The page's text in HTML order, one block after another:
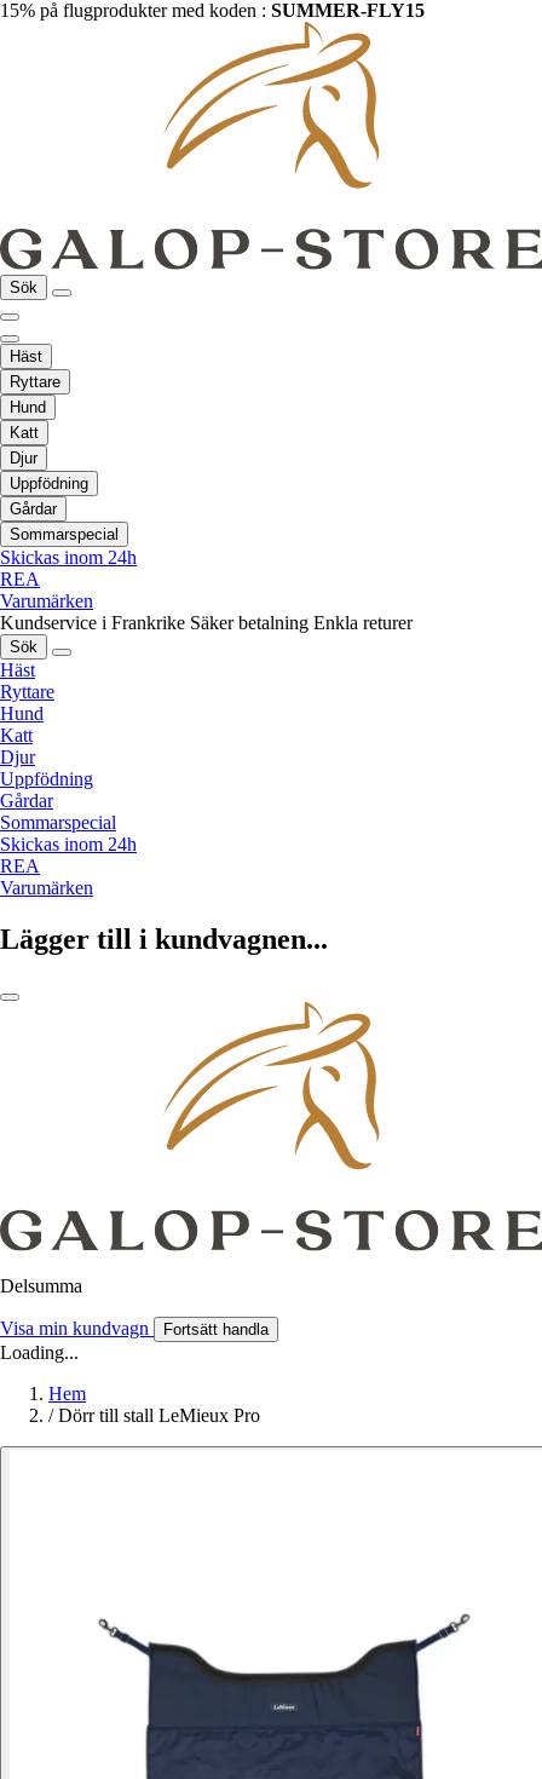
15% på flugprodukter med koden : SUMMER-FLY15
Sök
Häst
Ryttare
Hund
Katt
Djur
Uppfödning
Gårdar
Sommarspecial
Skickas inom 24h
REA
Varumärken
Kundservice i Frankrike Säker betalning Enkla returer
Sök
Häst
Ryttare
Hund
Katt
Djur
Uppfödning
Gårdar
Sommarspecial
Skickas inom 24h
REA
Varumärken
Lägger till i kundvagnen...
Delsumma
Visa min kundvagn Fortsätt handla
Loading...
Hem
/ Dörr till stall LeMieux Pro